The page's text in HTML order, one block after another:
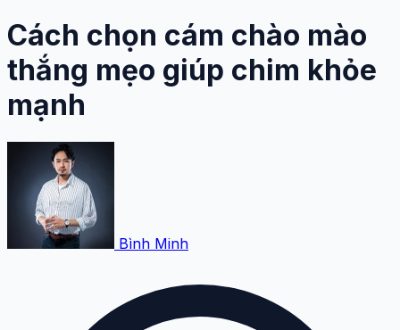
Cách chọn cám chào mào
thắng mẹo giúp chim khỏe
mạnh
Bình Minh